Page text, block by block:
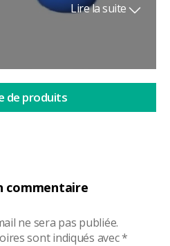
commentaire
ne sera pas publiée.
sont indiqués avec*
Lire la suite
de produits